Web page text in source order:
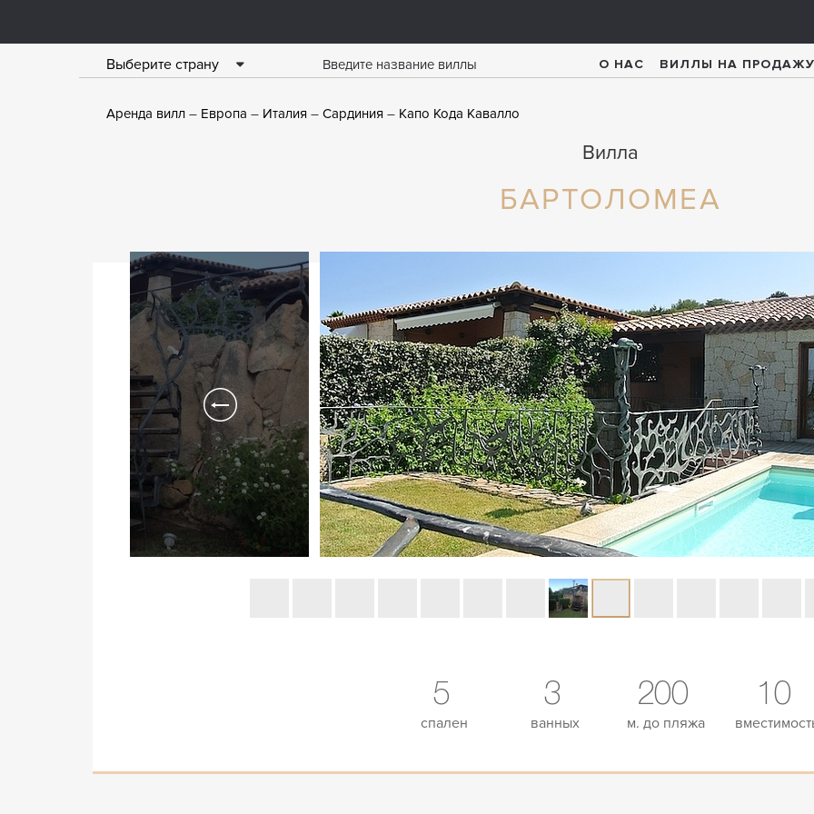
Выберите страну О НАС ВИЛЛЫ НА ПРОДАЖУ
Аренда вилл Европа Италия Сардиния Капо Кода Кавалло
Вилла
БАРТОЛОМЕА
5
спален
3
ванных
200
м. до пляжа
10